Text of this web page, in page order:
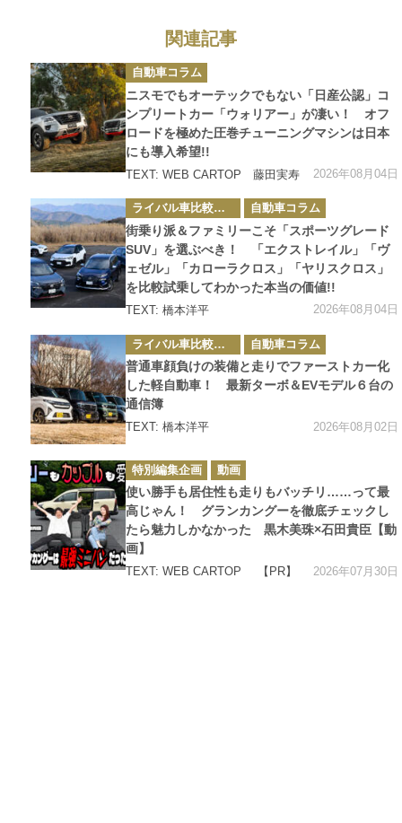
関連記事
カ
テ
ゴ
リ
ー
自動車コラム
ニスモでもオーテックでもない「日産公認」コ
ンプリートカー「ウォリアー」が凄い！ オフ
ロードを極めた圧巻チューニングマシンは日本
にも導入希望!!
TEXT: WEB CARTOP 藤田実寿 2026年08月04日
カ
テ
ゴ
リ
ー
ライバル車比較テスト 自動車コラム
街乗り派＆ファミリーこそ「スポーツグレード
SUV」を選ぶべき！ 「エクストレイル」「ヴ
ェゼル」「カローラクロス」「ヤリスクロス」
を比較試乗してわかった本当の価値!!
TEXT: 橋本洋平 2026年08月04日
カ
テ
ゴ
リ
ー
ライバル車比較テスト 自動車コラム
普通車顔負けの装備と走りでファーストカー化
した軽自動車！ 最新ターボ＆EVモデル６台の
通信簿
TEXT: 橋本洋平 2026年08月02日
カ
テ
ゴ
リ
ー
特別編集企画 動画
使い勝手も居住性も走りもバッチリ……って最
高じゃん！ グランカングーを徹底チェックし
たら魅力しかなかった 黒木美珠×石田貴臣【動
画】
TEXT: WEB CARTOP 【PR】 2026年07月30日